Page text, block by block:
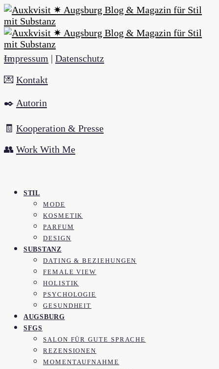
Impressum | Datenschutz
💌 Kontakt
✒️ Autorin
🧾 Kooperation & Presse
👥 Work With Me
STIL
MODE
KOSMETIK
PARFUM
DESIGN
SUBSTANZ
DATING & BEZIEHUNGEN
FEMALE VIEW
HOLISTIK
PSYCHOLOGIE
GESUNDHEIT
AUGSBURG
SFGS
SALON FÜR GUTE SPRACHE
REZENSIONEN
MOMENTAUFNAHME